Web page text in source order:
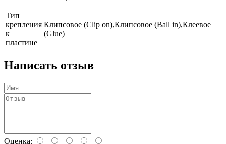
Тип
крепления
к
пластине
Клипсовое (Clip on),Клипсовое (Ball in),Клеевое
(Glue)
Написать отзыв
Оценка: